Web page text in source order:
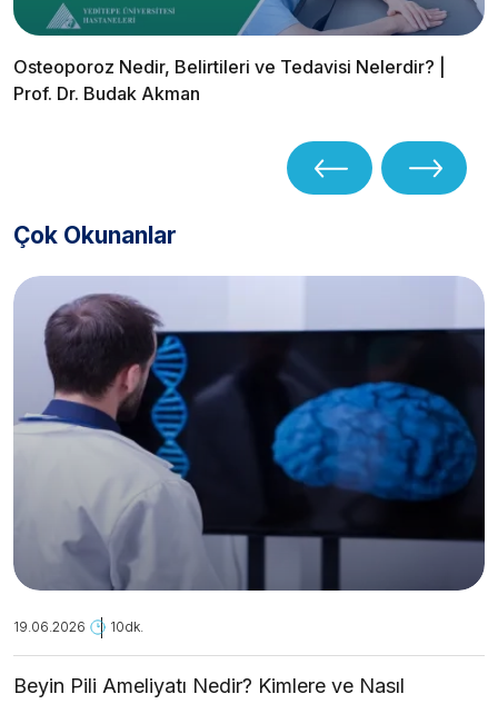
Osteoporoz Nedir, Belirtileri ve Tedavisi Nelerdir? |
Prof. Dr. Budak Akman
Çok Okunanlar
19.06.2026 10dk.
Beyin Pili Ameliyatı Nedir? Kimlere ve Nasıl